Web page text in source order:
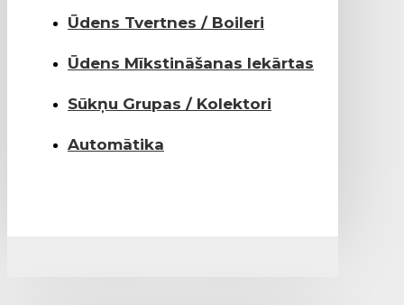
Ūdens Tvertnes / Boileri
Ūdens Mīkstināšanas Iekārtas
Sūkņu Grupas / Kolektori
Automātika